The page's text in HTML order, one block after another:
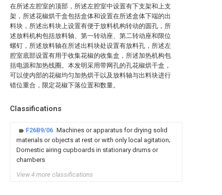
在所述左腔室的顶部，所述左腔室中设置有下支架和上支
架，所述花椒烘干盒包括盒体和设置在所述盒体下端的出
料块，所述出料块上设置有便于放料机构转动的圆孔，所
述放料机构包括放料轴、第一转动座、第二转动座和限位
螺钉，所述放料轴在所述出料块处设置有放料孔，所述左
腔室底部设置有用于收集花椒的收集盒，所述加热机构包
括电源和加热线圈。本发明采用带网孔的孔花椒烘干盒，
可以使内部的花椒均匀加热烘干以及放料轴与出料块进行
错位重合，限定花椒下落位置和数量。
Classifications
F26B9/06 Machines or apparatus for drying solid
materials or objects at rest or with only local agitation;
Domestic airing cupboards in stationary drums or
chambers
View 4 more classifications